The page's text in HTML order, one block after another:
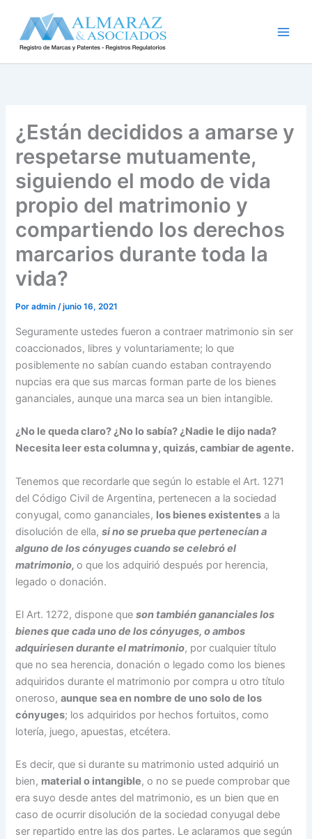
contenido
¿Están decididos a amarse y
respetarse mutuamente,
siguiendo el modo de vida
propio del matrimonio y
compartiendo los derechos
marcarios durante toda la
vida?
Poradmin/junio 16, 2021
Seguramente ustedes fueron a contraer matrimonio sin ser
coaccionados, libres y voluntariamente; lo que
posiblemente no sabían cuando estaban contrayendo
nupcias era que sus marcas forman parte de los bienes
gananciales, aunque una marca sea un bien intangible.
¿No le queda claro? ¿No lo sabía? ¿Nadie le dijo nada?
Necesita leer esta columna y, quizás, cambiar de agente.
Tenemos que recordarle que según lo estable el Art. 1271
del Código Civil de Argentina, pertenecen a la sociedad
conyugal, como gananciales, los bienes existentes a la
disolución de ella,si no se prueba que pertenecían a
alguno de los cónyuges cuando se celebró el
matrimonio,o que los adquirió después por herencia,
legado o donación.
El Art. 1272, dispone queson también gananciales los
bienes que cada uno de los cónyuges, o ambos
adquiriesen durante el matrimonio, por cualquier título
que no sea herencia, donación o legado como los bienes
adquiridos durante el matrimonio por compra u otro título
oneroso,aunque sea en nombre de uno solo de los
cónyuges; los adquiridos por hechos fortuitos, como
lotería, juego, apuestas, etcétera.
Es decir, que si durante su matrimonio usted adquirió un
bien, material o intangible, o no se puede comprobar que
era suyo desde antes del matrimonio, es un bien que en
caso de ocurrir disolución de la sociedad conyugal debe
ser repartido entre las dos partes. Le aclaramos que según